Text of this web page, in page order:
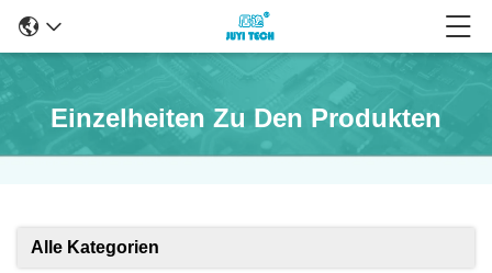
Einzelheiten Zu Den Produkten
Alle Kategorien